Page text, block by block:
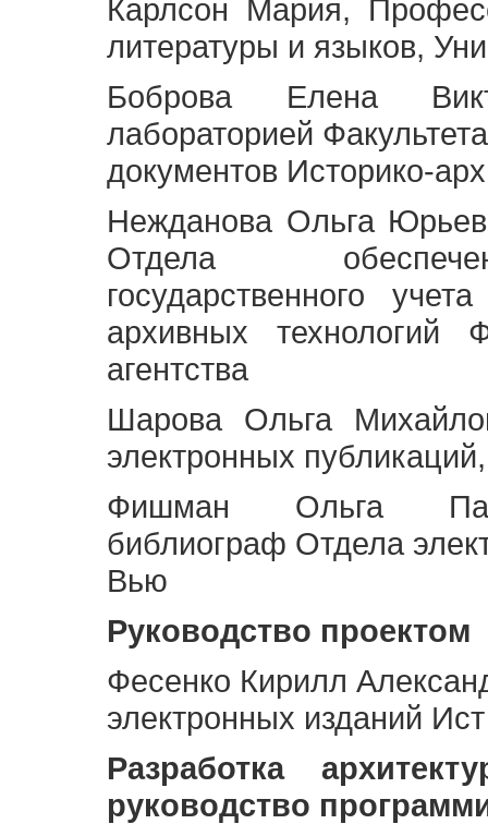
Карлсон Мария,
литературы и языков,
Боброва Елена
лабораторией
документов Историко-
Нежданова Ольга
Отдела
государственного
архивных технологий
агентства
Шарова Ольга
электронных
Фишман Ольга
библиограф Отдела
Вью
Руководство проектом
Фесенко Кирилл
электронных изданий
Разработка
руководство